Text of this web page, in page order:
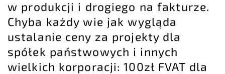
w produkcji i drogiego na fakturze.
Chyba każdy wie jak wygląda
ustalanie ceny za projekty dla
spółek państwowych i innych
wielkich korporacji: 100zł FVAT dla